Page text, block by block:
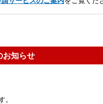
お知らせ
。